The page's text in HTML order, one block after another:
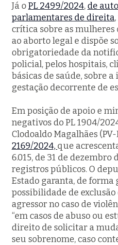
Já oPL 2499/2024, de
parlamentares de direita
crítica sobre as
ao aborto legal e dispõe
obrigatoriedade da
policial, pelos hospitais,
básicas de saúde, sobre
gestação decorrente de
Em posição de apoio e
negativos do PL 1904/
Clodoaldo Magalhães
2169/2024, que
6.015, de 31 de dezembro
registros públicos. O
Estado garanta, de forma
possibilidade de
agressor no caso de
“em casos de abuso ou
direito de solicitar a
seu sobrenome, caso